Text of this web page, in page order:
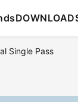
Single Pass